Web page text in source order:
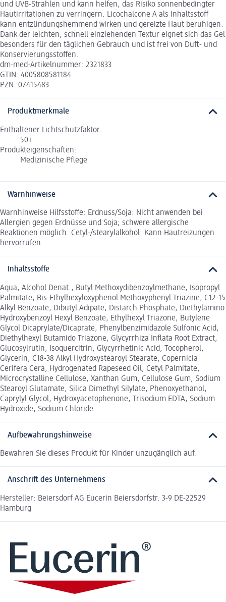
und UVB-Strahlen und kann helfen, das Risiko sonnenbedingter
Hautirritationen zu verringern. Licochalcone A als Inhaltsstoff
kann entzündungshemmend wirken und gereizte Haut beruhigen.
Dank der leichten, schnell einziehenden Textur eignet sich das Gel
besonders für den täglichen Gebrauch und ist frei von Duft- und
Konservierungsstoffen.
dm-med-Artikelnummer: 2321833
GTIN: 4005808581184
PZN: 07415483
Produktmerkmale
Enthaltener Lichtschutzfaktor:
50+
Produkteigenschaften:
Medizinische Pflege
Warnhinweise
Warnhinweise Hilfsstoffe: Erdnuss/Soja: Nicht anwenden bei
Allergien gegen Erdnüsse und Soja; schwere allergische
Reaktionen möglich. Cetyl-/stearylalkohol: Kann Hautreizungen
hervorrufen.
Inhaltsstoffe
Aqua, Alcohol Denat., Butyl Methoxydibenzoylmethane, Isopropyl
Palmitate, Bis-Ethylhexyloxyphenol Methoxyphenyl Triazine, C12-15
Alkyl Benzoate, Dibutyl Adipate, Distarch Phosphate, Diethylamino
Hydroxybenzoyl Hexyl Benzoate, Ethylhexyl Triazone, Butylene
Glycol Dicaprylate/Dicaprate, Phenylbenzimidazole Sulfonic Acid,
Diethylhexyl Butamido Triazone, Glycyrrhiza Inflata Root Extract,
Glucosylrutin, Isoquercitrin, Glycyrrhetinic Acid, Tocopherol,
Glycerin, C18-38 Alkyl Hydroxystearoyl Stearate, Copernicia
Cerifera Cera, Hydrogenated Rapeseed Oil, Cetyl Palmitate,
Microcrystalline Cellulose, Xanthan Gum, Cellulose Gum, Sodium
Stearoyl Glutamate, Silica Dimethyl Silylate, Phenoxyethanol,
Caprylyl Glycol, Hydroxyacetophenone, Trisodium EDTA, Sodium
Hydroxide, Sodium Chloride
Aufbewahrungshinweise
Bewahren Sie dieses Produkt für Kinder unzugänglich auf.
Anschrift des Unternehmens
Hersteller: Beiersdorf AG Eucerin Beiersdorfstr. 3-9 DE-22529
Hamburg